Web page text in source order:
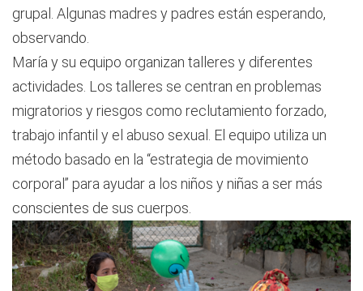
grupal. Algunas madres y padres están esperando,
observando.
María y su equipo organizan talleres y diferentes
actividades. Los talleres se centran en problemas
migratorios y riesgos como reclutamiento forzado,
trabajo infantil y el abuso sexual. El equipo utiliza un
método basado en la “estrategia de movimiento
corporal” para ayudar a los niños y niñas a ser más
conscientes de sus cuerpos.